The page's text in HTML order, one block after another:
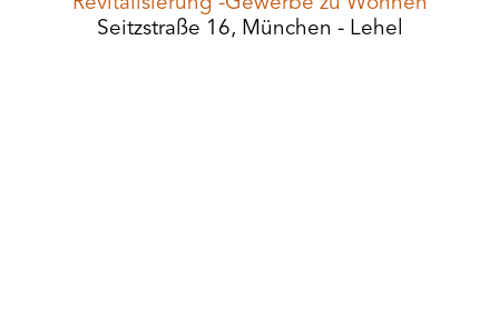
Seitzstraße 16, München - Lehel